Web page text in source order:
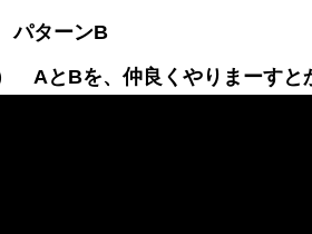
パターンB
AとBを、仲良くやりまー